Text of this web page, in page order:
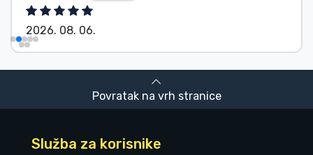
2026. 08. 06.
Povratak na vrh stranice
Služba za korisnike